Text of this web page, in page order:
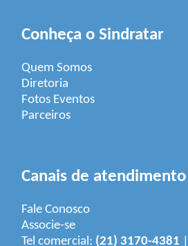
Conheça o Sindratar
Quem Somos
Diretoria
Fotos Eventos
Parceiros
Canais de atendimento
Fale Conosco
Associe-se
Tel comercial: (21) 3170-4381